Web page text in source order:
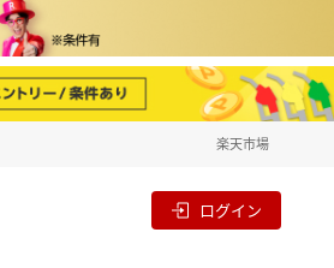
楽天市場
ログイン